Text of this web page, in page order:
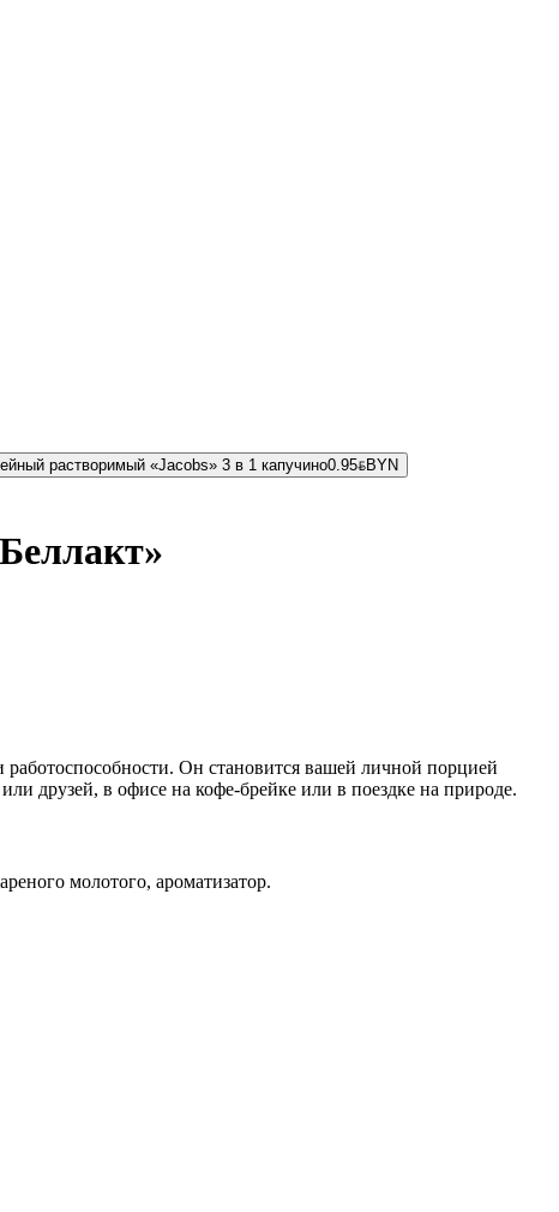
растворимый «Jacobs» 3 в 1 капучино0.95BYNBYN
Он становится вашей личной порцией
друзей, в офисе на кофе-брейке или в поездке на природе.
молотого, ароматизатор.